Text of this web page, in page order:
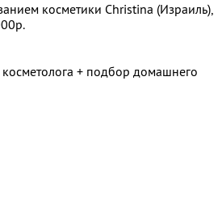
косметики Christina (Израиль),
косметолога + подбор домашнего